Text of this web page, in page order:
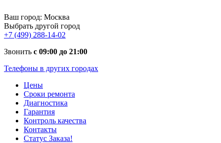
Ваш город: Москва
Выбрать другой город
+7 (499) 288-14-02
Звонить с 09:00 до 21:00
Телефоны в других городах
Цены
Сроки ремонта
Диагностика
Гарантия
Контроль качества
Контакты
Статус Заказа!